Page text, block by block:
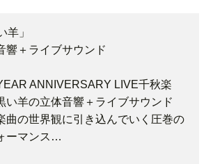
羊」
ライブサウンド
ANNIVERSARY LIVE千秋楽
い羊の立体音響＋ライブサウンド
曲の世界観に引き込んでいく圧巻の
ーマンス…